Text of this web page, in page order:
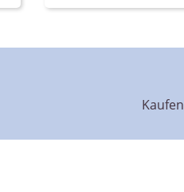
Beauftragen